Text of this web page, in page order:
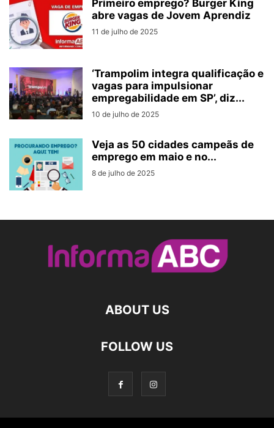
Primeiro emprego? Burger King
abre vagas de Jovem Aprendiz
11 de julho de 2025
‘Trampolim integra qualificação e
vagas para impulsionar
empregabilidade em SP’, diz...
10 de julho de 2025
Veja as 50 cidades campeãs de
emprego em maio e no...
8 de julho de 2025
ABOUT US
FOLLOW US